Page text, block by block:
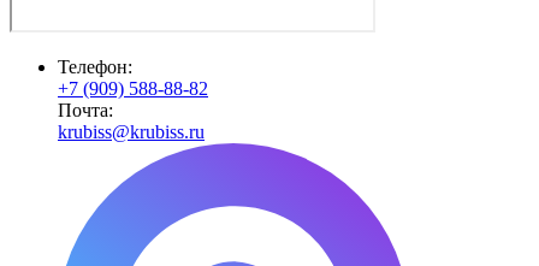
Телефон:
+7 (909) 588-88-82
Почта:
krubiss@krubiss.ru